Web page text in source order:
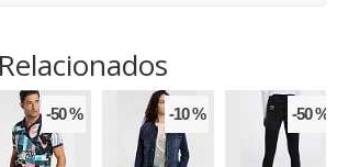
-50 % -10 % -50 %